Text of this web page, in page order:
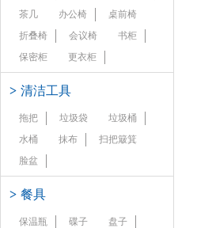
茶几
办公椅
桌前椅
折叠椅
会议椅
书柜
保密柜
更衣柜
> 清洁工具
拖把 垃圾袋
垃圾桶
水桶
抹布
扫把簸箕
脸盆
> 餐具
保温瓶 碟子
盘子